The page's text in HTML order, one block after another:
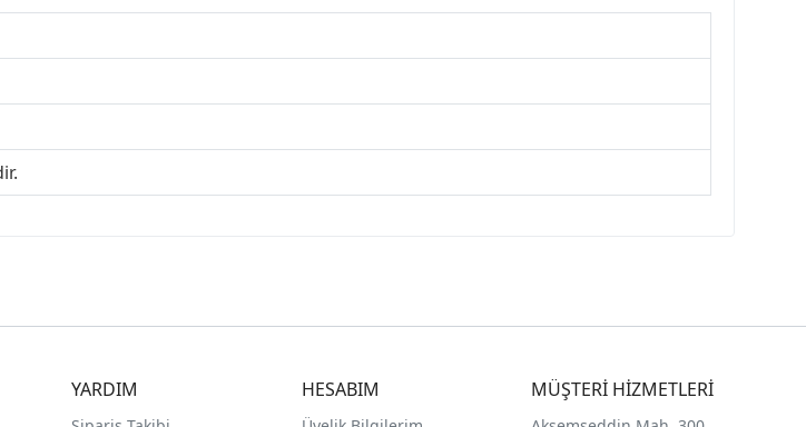
YARDIM HESABIM MÜŞTERİ HİZMETLERİ